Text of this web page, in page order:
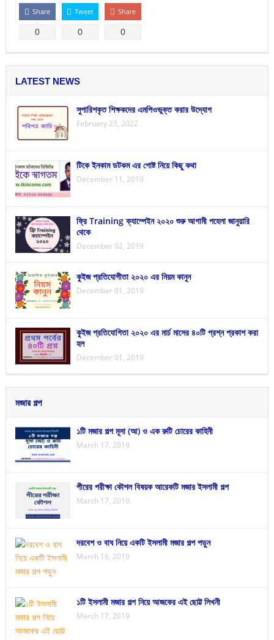
Share
0
Tweet
0
Share
0
LATEST NEWS
সুপারিশকৃত শিক্ষকদের এমপিওভুক্ত করার উদ্যোগ
February 23, 2022
টিকে ইনকাম ডটকম এর পোষ্ট নিয়ে কিছু কথা
December 11, 2019
ফ্রি Training ক্যাম্পেইন ২০২০ শুরু আগামী পহেলা জানুয়ারি
থেকে
December 02, 2019
কুইজ প্রতিযোগীতা ২০২০ এর নিয়ম কানুন
December 01, 2019
কুইজ প্রতিযোগিতা ২০২০ এর মার্চ মাসের ৪০টি প্রশ্ন প্রকাশ করা
হল
December 01, 2019
মজার গল্প
১টি মজার গল্প মূসা (আ) ও এক রুটি চোরের কাহিনী
March 17, 2019
পীরের পরীক্ষা কৌশল বিষয়ক আরেকটি মজার ইসলামী গল্প
March 17, 2019
দরবেশ ও বাঘ নিয়ে একটি ইসলামী মজার গল্প পড়ুন
March 16, 2019
১টি ইসলামী মজার গল্প নিয়ে আজকের এই ছোট্ট লিখনী
March 17, 2019